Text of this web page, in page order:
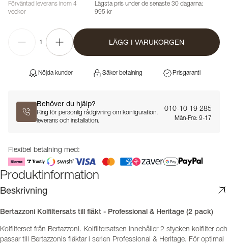
Förväntad leverans inom 4
veckor
Lägsta pris under de senaste 30 dagarna:
995 kr
1 LÄGG I VARUKORGEN
Nöjda kunder Säker betalning Prisgaranti
Behöver du hjälp?
Ring för personlig rådgivning om konfiguration,
leverans och installation.
010-10 19 285
Mån-Fre: 9-17
Flexibel betalning med:
Produktinformation
Beskrivning
Bertazzoni Kolfiltersats till fläkt - Professional & Heritage (2 pack)
Kolfilterset från Bertazzoni. Kolfiltersatsen innehåller 2 stycken kolfilter och
passar till Bertazzonis fläktar i serien Professional & Heritage. För optimal